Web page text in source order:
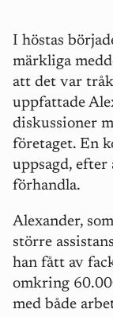
I höstas
märkliga
att det var
uppfattade
diskussioner
företaget. En
uppsagd,
förhandla.
Alexander,
större
han fått av
omkring
med både